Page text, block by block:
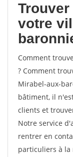
votre
Comment
? Comment
Mirabel-aux-
bâtiment, il
clients et
Notre service
rentrer en
particuliers à la